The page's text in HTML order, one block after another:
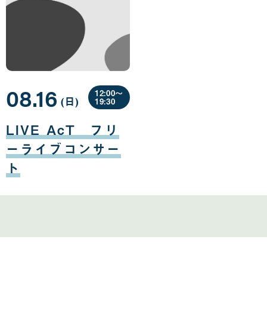
LIVE AcT フリ
ーライブコンサー
ト
08.16
月
16
日
(日曜
日
)
12:00〜
19:30